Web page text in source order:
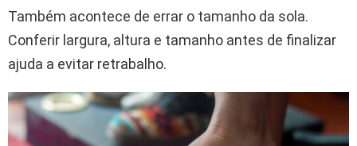
Também acontece de errar o tamanho da sola.
Conferir largura, altura e tamanho antes de finalizar
ajuda a evitar retrabalho.